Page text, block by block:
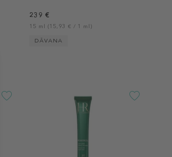
239 €
15 ml (15,93 € / 1 ml)
DĀVANA